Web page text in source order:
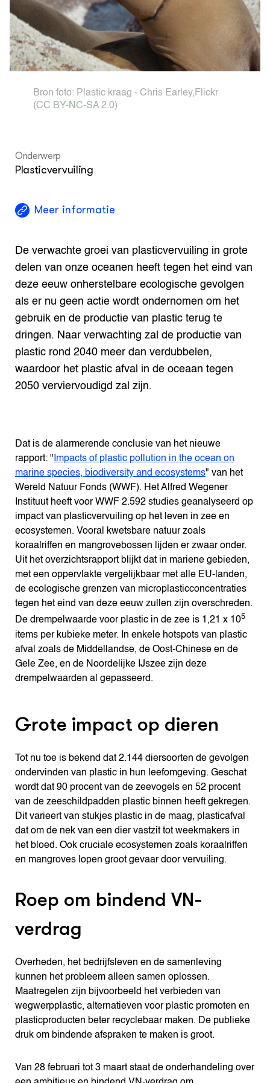
Nieuwsbrief
Agenda
DIERENWELZIJN
Dossiers
Lectoraten
Video's
Over DWW
Contact
Bron foto: Plastic kraag - Chris Earley,Flickr
(CC BY-NC-SA 2.0)
Onderwerp
Plasticvervuiling
Meer informatie
De verwachte groei van plasticvervuiling in grote
delen van onze oceanen heeft tegen het eind van
deze eeuw onherstelbare ecologische gevolgen
als er nu geen actie wordt ondernomen om het
gebruik en de productie van plastic terug te
dringen. Naar verwachting zal de productie van
plastic rond 2040 meer dan verdubbelen,
waardoor het plastic afval in de oceaan tegen
2050 verviervoudigd zal zijn.
Dat is de alarmerende conclusie van het nieuwe
rapport: "Impacts of plastic pollution in the ocean on
marine species, biodiversity and ecosystems" van het
Wereld Natuur Fonds (WWF). Het Alfred Wegener
Instituut heeft voor WWF 2.592 studies geanalyseerd op
impact van plasticvervuiling op het leven in zee en
ecosystemen. Vooral kwetsbare natuur zoals
koraalriffen en mangrovebossen lijden er zwaar onder.
Uit het overzichtsrapport blijkt dat in mariene gebieden,
met een oppervlakte vergelijkbaar met alle EU-landen,
de ecologische grenzen van microplasticconcentraties
tegen het eind van deze eeuw zullen zijn overschreden.
De drempelwaarde voor plastic in de zee is 1,21 x 105
items per kubieke meter. In enkele hotspots van plastic
afval zoals de Middellandse, de Oost-Chinese en de
Gele Zee, en de Noordelijke IJszee zijn deze
drempelwaarden al gepasseerd.
Grote impact op dieren
Tot nu toe is bekend dat 2.144 diersoorten de gevolgen
ondervinden van plastic in hun leefomgeving. Geschat
wordt dat 90 procent van de zeevogels en 52 procent
van de zeeschildpadden plastic binnen heeft gekregen.
Dit varieert van stukjes plastic in de maag, plasticafval
dat om de nek van een dier vastzit tot weekmakers in
het bloed. Ook cruciale ecosystemen zoals koraalriffen
en mangroves lopen groot gevaar door vervuiling.
Roep om bindend VN-
verdrag
Overheden, het bedrijfsleven en de samenleving
kunnen het probleem alleen samen oplossen.
Maatregelen zijn bijvoorbeeld het verbieden van
wegwerpplastic, alternatieven voor plastic promoten en
plasticproducten beter recyclebaar maken. De publieke
druk om bindende afspraken te maken is groot.
Van 28 februari tot 3 maart staat de onderhandeling over